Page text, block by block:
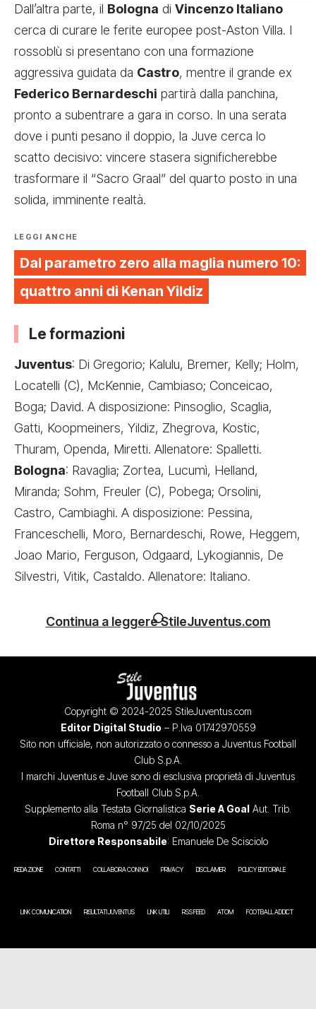
Dall’altra parte, il Bologna di Vincenzo Italiano
cerca di curare le ferite europee post-Aston Villa. I
rossoblù si presentano con una formazione
aggressiva guidata da Castro, mentre il grande ex
Federico Bernardeschi partirà dalla panchina,
pronto a subentrare a gara in corso. In una serata
dove i punti pesano il doppio, la Juve cerca lo
scatto decisivo: vincere stasera significherebbe
trasformare il “Sacro Graal” del quarto posto in una
solida, imminente realtà.
LEGGI ANCHE
Dal parametro zero alla maglia numero 10:
quattro anni di Kenan Yildiz
Le formazioni
Juventus: Di Gregorio; Kalulu, Bremer, Kelly; Holm,
Locatelli (C), McKennie, Cambiaso; Conceicao,
Boga; David. A disposizione: Pinsoglio, Scaglia,
Gatti, Koopmeiners, Yildiz, Zhegrova, Kostic,
Thuram, Openda, Miretti. Allenatore: Spalletti.
Bologna: Ravaglia; Zortea, Lucumì, Helland,
Miranda; Sohm, Freuler (C), Pobega; Orsolini,
Castro, Cambiaghi. A disposizione: Pessina,
Franceschelli, Moro, Bernardeschi, Rowe, Heggem,
Joao Mario, Ferguson, Odgaard, Lykogiannis, De
Silvestri, Vitik, Castaldo. Allenatore: Italiano.
Continua a leggere StileJuventus.com
Copyright © 2024-2025 StileJuventus.com
Editor Digital Studio – P.Iva 01742970559
Sito non ufficiale, non autorizzato o connesso a Juventus Football
Club S.p.A.
I marchi Juventus e Juve sono di esclusiva proprietà di Juventus
Football Club S.p.A.
Supplemento alla Testata Giornalistica Serie A Goal Aut. Trib.
Roma n° 97/25 del 02/10/2025
Direttore Responsabile: Emanuele De Scisciolo
REDAZIONE CONTATTI COLLABORA CON NOI PRIVACY DISCLAIMER POLICY EDITORIALE
LINK COMUNICATION RISULTATI JUVENTUS LINK UTILI RSS FEED ATOM FOOTBALL ADDICT